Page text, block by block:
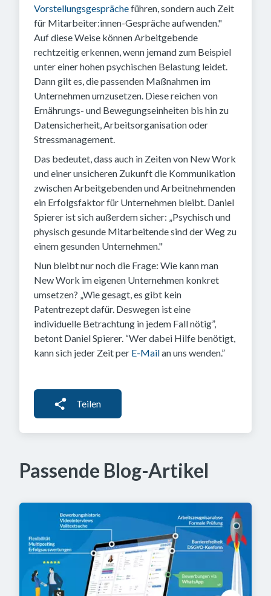
Vorstellungsgesprächeführen, sondern auch Zeit
für Mitarbeiter:innen-Gespräche aufwenden."
Auf diese Weise können Arbeitgebende
rechtzeitig erkennen, wenn jemand zum Beispiel
unter einer hohen psychischen Belastung leidet.
Dann gilt es, die passenden Maßnahmen im
Unternehmen umzusetzen. Diese reichen von
Ernährungs- und Bewegungseinheiten bis hin zu
Datensicherheit, Arbeitsorganisation oder
Stressmanagement.
Das bedeutet, dass auch in Zeiten von New Work
und einer unsicheren Zukunft die Kommunikation
zwischen Arbeitgebenden und Arbeitnehmenden
ein Erfolgsfaktor für Unternehmen bleibt. Daniel
Spierer ist sich außerdem sicher: „Psychisch und
physisch gesunde Mitarbeitende sind der Weg zu
einem gesunden Unternehmen."
Nun bleibt nur noch die Frage: Wie kann man
New Work im eigenen Unternehmen konkret
umsetzen? „Wie gesagt, es gibt kein
Patentrezept dafür. Deswegen ist eine
individuelle Betrachtung in jedem Fall nötig”,
betont Daniel Spierer. “Wer dabei Hilfe benötigt,
kann sich jeder Zeit per E-Mailan uns wenden.”
Teilen
Passende Blog-Artikel